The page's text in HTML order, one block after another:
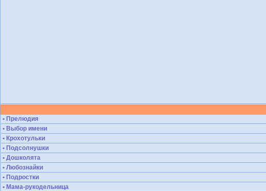
• Прелюдия
• Выбор имени
• Крохотульки
• Подсолнушки
• Дошколята
• Любознайки
• Подростки
• Мама-рукодельница